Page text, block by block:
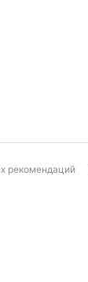
рекомендаций